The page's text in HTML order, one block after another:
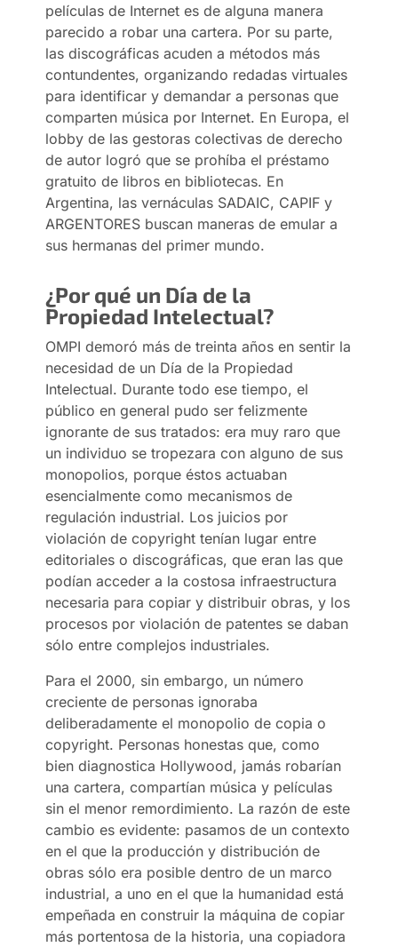
películas de Internet es de alguna manera
parecido a robar una cartera. Por su parte,
las discográficas acuden a métodos más
contundentes, organizando redadas virtuales
para identificar y demandar a personas que
comparten música por Internet. En Europa, el
lobby de las gestoras colectivas de derecho
de autor logró que se prohíba el préstamo
gratuito de libros en bibliotecas. En
Argentina, las vernáculas SADAIC, CAPIF y
ARGENTORES buscan maneras de emular a
sus hermanas del primer mundo.
¿Por qué un Día de la
Propiedad Intelectual?
OMPI demoró más de treinta años en sentir la
necesidad de un Día de la Propiedad
Intelectual. Durante todo ese tiempo, el
público en general pudo ser felizmente
ignorante de sus tratados: era muy raro que
un individuo se tropezara con alguno de sus
monopolios, porque éstos actuaban
esencialmente como mecanismos de
regulación industrial. Los juicios por
violación de copyright tenían lugar entre
editoriales o discográficas, que eran las que
podían acceder a la costosa infraestructura
necesaria para copiar y distribuir obras, y los
procesos por violación de patentes se daban
sólo entre complejos industriales.
Para el 2000, sin embargo, un número
creciente de personas ignoraba
deliberadamente el monopolio de copia o
copyright. Personas honestas que, como
bien diagnostica Hollywood, jamás robarían
una cartera, compartían música y películas
sin el menor remordimiento. La razón de este
cambio es evidente: pasamos de un contexto
en el que la producción y distribución de
obras sólo era posible dentro de un marco
industrial, a uno en el que la humanidad está
empeñada en construir la máquina de copiar
más portentosa de la historia, una copiadora